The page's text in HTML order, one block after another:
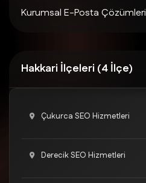
Kurumsal E-Posta Çözümleri
Hakkari İlçeleri (4 İlçe)
Çukurca SEO Hizmetleri
Derecik SEO Hizmetleri